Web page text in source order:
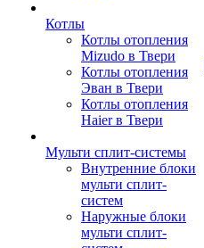
Котлы
Котлы отопления
Mizudo в Твери
Котлы отопления
Эван в Твери
Котлы отопления
Haier в Твери
Мульти сплит-системы
Внутренние блоки
мульти сплит-
систем
Наружные блоки
мульти сплит-